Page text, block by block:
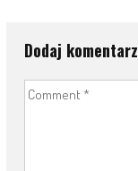
Dodaj komentarz